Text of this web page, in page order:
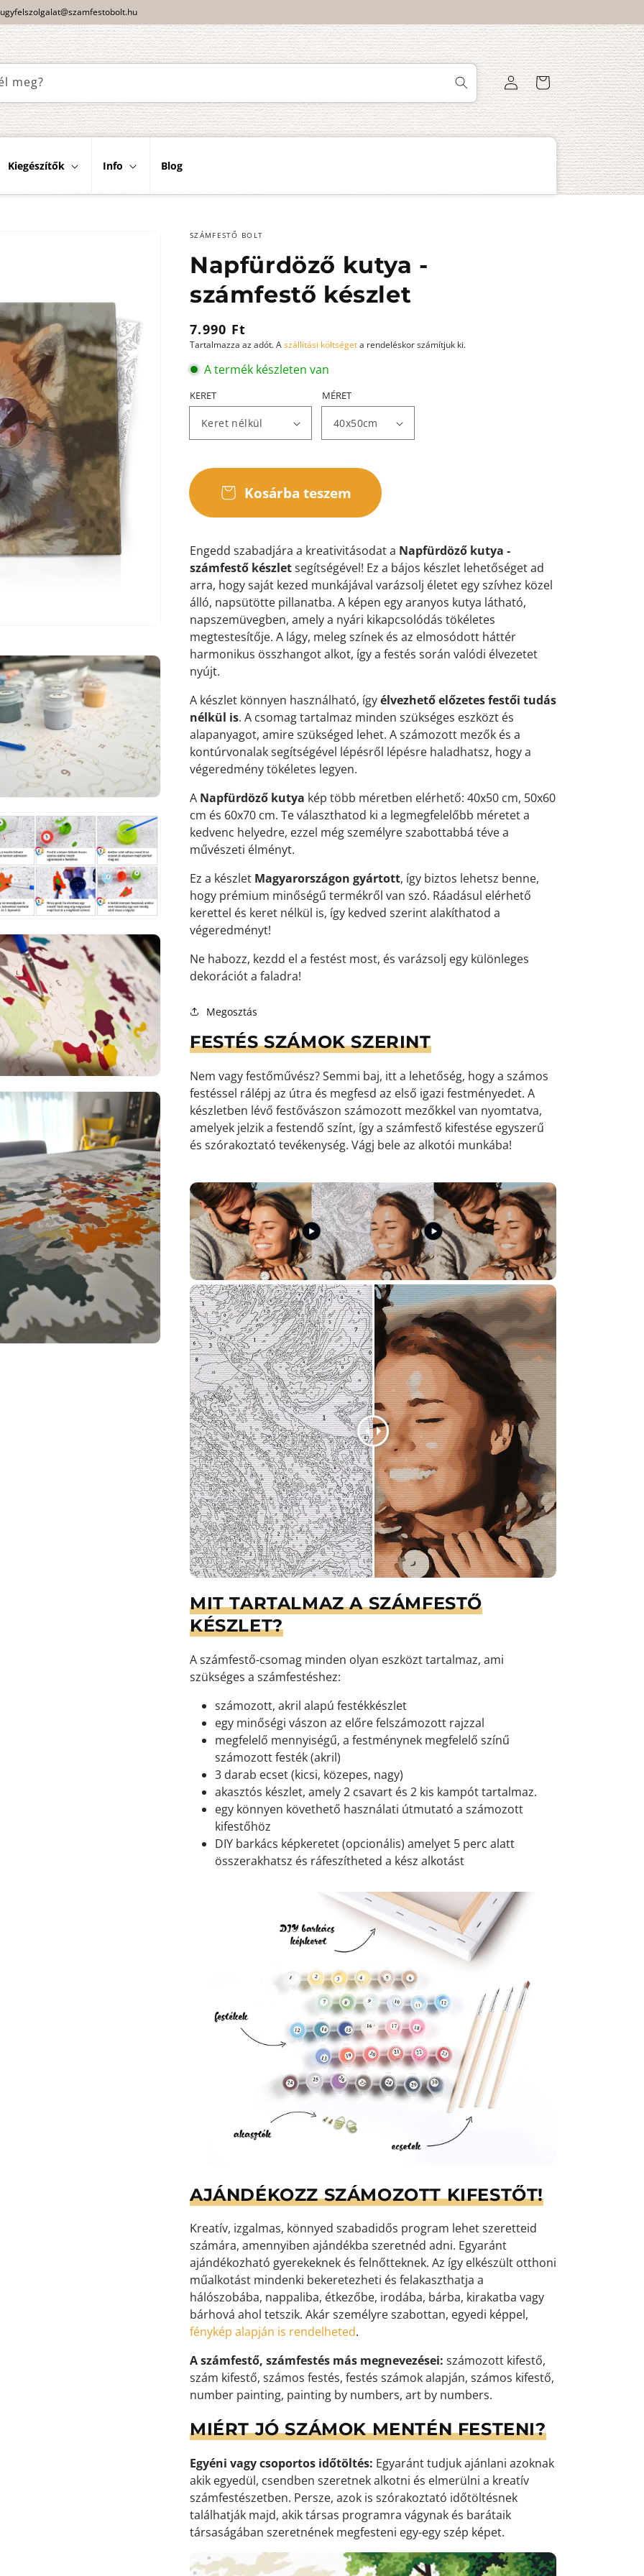
ugyfelszolgalat@szamfestobolt.hu
meg? BejelentkezésKosár
Kiegészítők Info Blog
7.
médiafájl
megnyitása
galérianézetben
8.
médiafájl
megnyitása
galérianézetben
médiafájl
megnyitása
galérianézetben
10.
médiafájl
megnyitása
galérianézetben
SZÁMFESTŐ BOLT
Napfürdöző kutya -
számfestő készlet
Normál
ár
7.990 Ft
Tartalmazza az adót. Aszállítási költségeta rendeléskor számítjuk ki.
A termék készleten van
KERET MÉRET
Kosárba teszem
Engedd szabadjára a kreativitásodat a Napfürdöző kutya -
számfestő készletsegítségével! Ez a bájos készlet lehetőséget ad
arra, hogy saját kezed munkájával varázsolj életet egy szívhez közel
álló, napsütötte pillanatba. A képen egy aranyos kutya látható,
napszemüvegben, amely a nyári kikapcsolódás tökéletes
megtestesítője. A lágy, meleg színek és az elmosódott háttér
harmonikus összhangot alkot, így a festés során valódi élvezetet
nyújt.
A készlet könnyen használható, ígyélvezhető előzetes festői tudás
nélkül is. A csomag tartalmaz minden szükséges eszközt és
alapanyagot, amire szükséged lehet. A számozott mezők és a
kontúrvonalak segítségével lépésről lépésre haladhatsz, hogy a
végeredmény tökéletes legyen.
A Napfürdöző kutya kép több méretben elérhető: 40x50 cm, 50x60
cm és 60x70 cm. Te választhatod ki a legmegfelelőbb méretet a
kedvenc helyedre, ezzel még személyre szabottabbá téve a
művészeti élményt.
Ez a készlet Magyarországon gyártott, így biztos lehetsz benne,
hogy prémium minőségű termékről van szó. Ráadásul elérhető
kerettel és keret nélkül is, így kedved szerint alakíthatod a
végeredményt!
Ne habozz, kezdd el a festést most, és varázsolj egy különleges
dekorációt a faladra!
Megosztás
FESTÉS SZÁMOK SZERINT
Nem vagy festőművész? Semmi baj, itt a lehetőség, hogy a számos
festéssel rálépj az útra és megfesd az első igazi festményedet. A
készletben lévő festővászon számozott mezőkkel van nyomtatva,
amelyek jelzik a festendő színt, így a számfestő kifestése egyszerű
és szórakoztató tevékenység. Vágj bele az alkotói munkába!
MIT TARTALMAZ A SZÁMFESTŐ
KÉSZLET?
A számfestő-csomag minden olyan eszközt tartalmaz, ami
szükséges a számfestéshez:
számozott, akril alapú festékkészlet
egy minőségi vászon az előre felszámozott rajzzal
megfelelő mennyiségű, a festménynek megfelelő színű
számozott festék (akril)
3 darab ecset (kicsi, közepes, nagy)
akasztós készlet, amely 2 csavart és 2 kis kampót tartalmaz.
egy könnyen követhető használati útmutató a számozott
kifestőhöz
DIY barkács képkeretet (opcionális) amelyet 5 perc alatt
összerakhatsz és ráfeszítheted a kész alkotást
AJÁNDÉKOZZ SZÁMOZOTT KIFESTŐT!
Kreatív, izgalmas, könnyed szabadidős program lehet szeretteid
számára, amennyiben ajándékba szeretnéd adni. Egyaránt
ajándékozható gyerekeknek és felnőtteknek. Az így elkészült otthoni
műalkotást mindenki bekeretezheti és felakaszthatja a
hálószobába, nappaliba, étkezőbe, irodába, bárba, kirakatba vagy
bárhová ahol tetszik. Akár személyre szabottan, egyedi képpel,
fénykép alapján is rendelheted.
A számfestő, számfestés más megnevezései: számozott kifestő,
szám kifestő, számos festés, festés számok alapján, számos kifestő,
number painting, painting by numbers, art by numbers.
MIÉRT JÓ SZÁMOK MENTÉN FESTENI?
Egyéni vagy csoportos időtöltés: Egyaránt tudjuk ajánlani azoknak
akik egyedül, csendben szeretnek alkotni és elmerülni a kreatív
számfestészetben. Persze, azok is szórakoztató időtöltésnek
találhatják majd, akik társas programra vágynak és barátaik
társaságában szeretnének megfesteni egy-egy szép képet.